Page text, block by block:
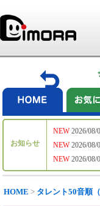
お知らせ
NEW
NEW
NEW
2026/
2026/
2026/
HOME > タレント50音順（